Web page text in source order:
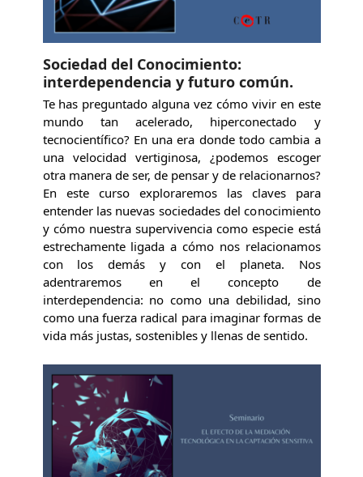
Sociedad del Conocimiento:
interdependencia y futuro común.
Te has preguntado alguna vez cómo vivir en este
mundo tan acelerado, hiperconectado y
tecnocientífico? En una era donde todo cambia a
una velocidad vertiginosa, ¿podemos escoger
otra manera de ser, de pensar y de relacionarnos?
En este curso exploraremos las claves para
entender las nuevas sociedades del conocimiento
y cómo nuestra supervivencia como especie está
estrechamente ligada a cómo nos relacionamos
con los demás y con el planeta. Nos
adentraremos en el concepto de
interdependencia: no como una debilidad, sino
como una fuerza radical para imaginar formas de
vida más justas, sostenibles y llenas de sentido.